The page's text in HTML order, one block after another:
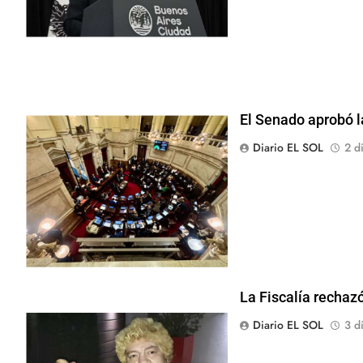
El Senado aprobó
Diario EL SOL
2
La Fiscalía
Diario EL SOL
3